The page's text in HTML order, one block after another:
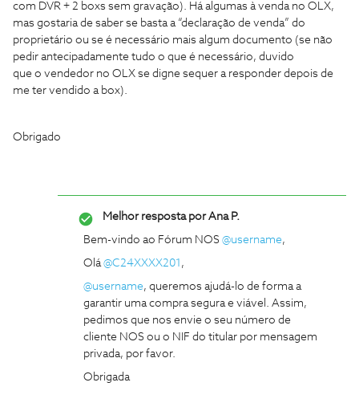
com DVR + 2 boxs sem gravação). Há algumas à venda no OLX,
mas gostaria de saber se basta a “declaração de venda” do
proprietário ou se é necessário mais algum documento (se não
pedir antecipadamente tudo o que é necessário, duvido
que o vendedor no OLX se digne sequer a responder depois de
me ter vendido a box).
Obrigado
Melhor resposta porAna P.
Bem-vindo ao Fórum NOS @username,
Olá@C24XXXX201 ,
@username, queremos ajudá-lo de forma a
garantir uma compra segura e viável. Assim,
pedimos que nos envie o seu número de
cliente NOS ou o NIF do titular por mensagem
privada, por favor.
Obrigada